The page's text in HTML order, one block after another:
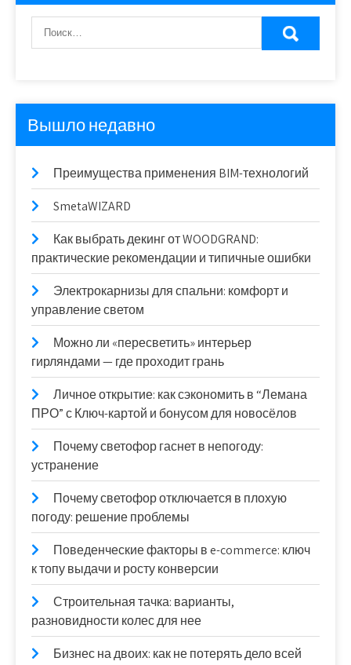
Вышло недавно
Преимущества применения BIM-технологий
SmetaWIZARD
Как выбрать декинг от WOODGRAND:
практические рекомендации и типичные ошибки
Электрокарнизы для спальни: комфорт и
управление светом
Можно ли «пересветить» интерьер
гирляндами — где проходит грань
Личное открытие: как сэкономить в “Лемана
ПРО” с Ключ-картой и бонусом для новосёлов
Почему светофор гаснет в непогоду:
устранение
Почему светофор отключается в плохую
погоду: решение проблемы
Поведенческие факторы в e-commerce: ключ
к топу выдачи и росту конверсии
Строительная тачка: варианты,
разновидности колес для нее
Бизнес на двоих: как не потерять дело всей